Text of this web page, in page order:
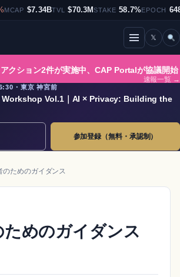
MCAP $7.34BTVL $70.3MSTAKE 58.7%EPOCH
メニューを開閉
𝕏
クション2件が実施中、CAP Portalが協議開始
速報一覧 →
・東京 神宮前
Vol.1｜AI × Privacy: Building the
参加登録（無料・承認制）
のためのガイダンス
ためのガイダンス